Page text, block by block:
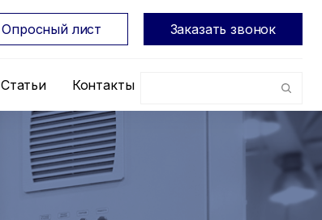
Статьи Контакты
Опросный лист Заказать звонок